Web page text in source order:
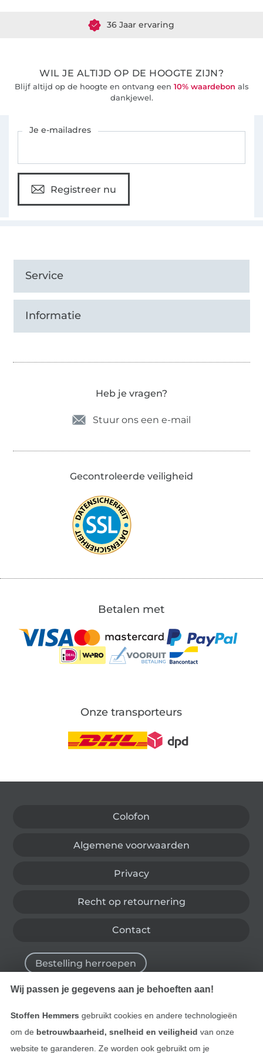
36 Jaar ervaring
WIL JE ALTIJD OP DE HOOGTE ZIJN?
Blijf altijd op de hoogte en ontvang een 10% waardebon als
dankjewel.
Je e-mailadres
Registreer nu
Service
Informatie
Heb je vragen?
Stuur ons een e-mail
Gecontroleerde veiligheid
Betalen met
Onze transporteurs
Colofon
Algemene voorwaarden
Privacy
Recht op retournering
Contact
Bestelling herroepen
Vind meer inspiratie
Wij passen je gegevens aan je behoeften aan!
Stoffen Hemmers gebruikt cookies en andere technologieën
om de betrouwbaarheid, snelheid en veiligheid van onze
website te garanderen. Ze worden ook gebruikt om je